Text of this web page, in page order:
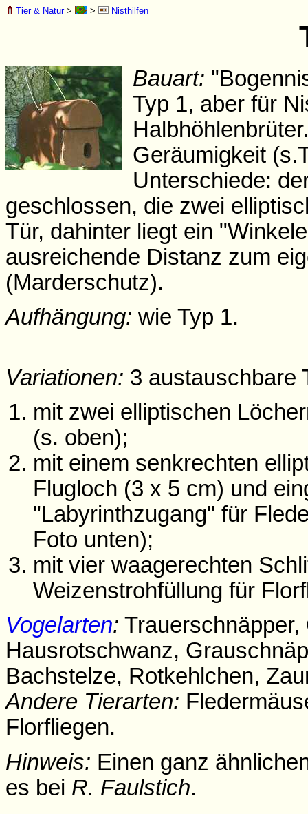
Tier & Natur> > Nisthilfen
Bauart:
Typ 1, aber für
Geräumigkeit
Unterschiede:
geschlossen, die zwei
Tür, dahinter liegt ein
ausreichende Distanz zum
(Marderschutz).
Aufhängung: wie Typ 1.
Variationen: 3 austauschbare
mit zwei elliptischen
(s. oben);
mit einem senkrechten
Flugloch (3 x 5 cm) und
"Labyrinthzugang" für
Foto unten);
mit vier waagerechten
Weizenstrohfüllung für
Vogelarten: Trauerschnäpper,
Hausrotschwanz,
Bachstelze, Rotkehlchen,
Andere Tierarten:
Florfliegen.
Hinweis: Einen ganz
es bei R. Faulstich.